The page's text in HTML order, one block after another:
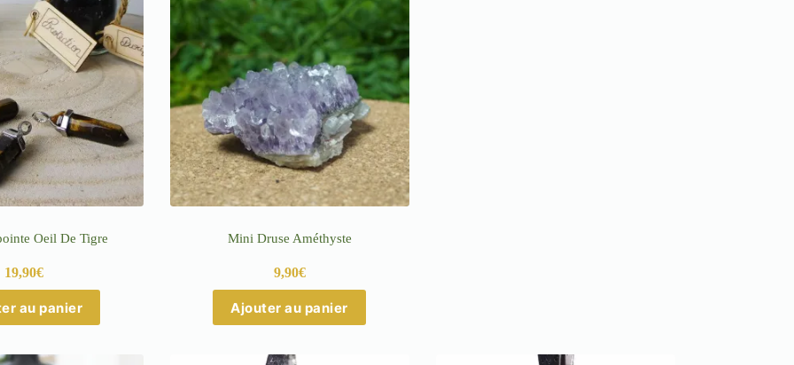
Oeil De Tigre
19,90€
au panier
Mini Druse Améthyste
9,90€
Ajouter au panier